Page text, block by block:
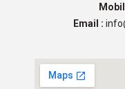
Email :